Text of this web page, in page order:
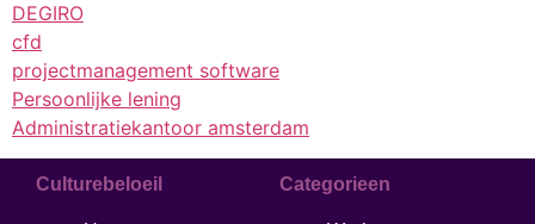
DEGIRO
cfd
projectmanagement software
Persoonlijke lening
Administratiekantoor amsterdam
Culturebeloeil Categorieen